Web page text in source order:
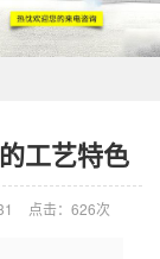
工艺特色
点击：626次